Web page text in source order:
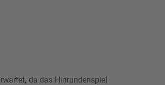
da das Hinrundenspiel